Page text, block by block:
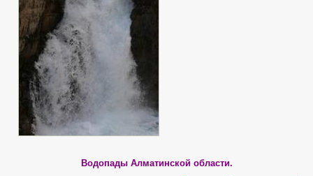
Водопады Алматинской области.